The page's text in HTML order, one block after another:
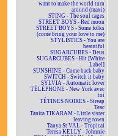
want to make the world turn
around (maxi)
STING - The soul cages
STREET BOYS - Red moon
STREET BOYS - Some folks
(come bring your love to me)
STYLISTICS - You are
beautiful
SUGARCUBES - Deus
SUGARCUBES - Hit [White
Label]
SUNSHINE - Come back baby
SWITCH - Switch it baby
SYLVIA - Automatic lover
TÉLÉPHONE - New York avec
toi
TÉTINES NOIRES - Streap
Teac
Tanita TIKARAM - Little sister
leaving town
Tanya St VAL - Tropical
Teresa KELLY - Johnnie